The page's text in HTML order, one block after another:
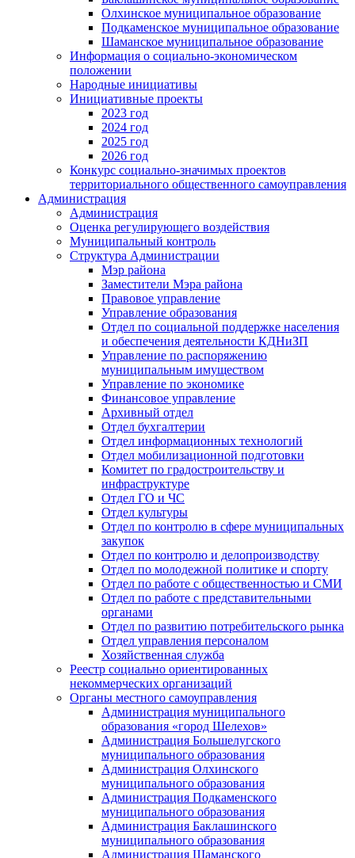
Олхинское муниципальное образование
Подкаменское муниципальное образование
Шаманское муниципальное образование
Информация о социально-экономическом
положении
Народные инициативы
Инициативные проекты
2023 год
2024 год
2025 год
2026 год
Конкурс социально-значимых проектов
территориального общественного самоуправления
Администрация
Администрация
Оценка регулирующего воздействия
Муниципальный контроль
Структура Администрации
Мэр района
Заместители Мэра района
Правовое управление
Управление образования
Отдел по социальной поддержке населения
и обеспечения деятельности КДНиЗП
Управление по распоряжению
муниципальным имуществом
Управление по экономике
Финансовое управление
Архивный отдел
Отдел бухгалтерии
Отдел информационных технологий
Отдел мобилизационной подготовки
Комитет по градостроительству и
инфраструктуре
Отдел ГО и ЧС
Отдел культуры
Отдел по контролю в сфере муниципальных
закупок
Отдел по контролю и делопроизводству
Отдел по молодежной политике и спорту
Отдел по работе с общественностью и СМИ
Отдел по работе с представительными
органами
Отдел по развитию потребительского рынка
Отдел управления персоналом
Хозяйственная служба
Реестр социально ориентированных
некоммерческих организаций
Органы местного самоуправления
Администрация муниципального
образования «город Шелехов»
Администрация Большелугского
муниципального образования
Администрация Олхинского
муниципального образования
Администрация Подкаменского
муниципального образования
Администрация Баклашинского
муниципального образования
Администрация Шаманского